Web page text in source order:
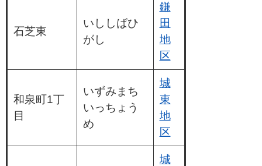
石芝東
いししばひ
がし
鎌
田
地
区
和泉町1丁
目
いずみまち
いっちょう
め
城
東
地
区
城